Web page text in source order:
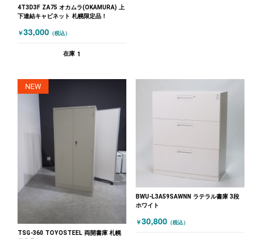
4T3D3F ZA75 オカムラ(OKAMURA) 上
下連結キャビネット 札幌限定品！
￥33,000 （税込）
在庫 1
NEW
TSG-360 TOYOSTEEL 両開書庫 札幌
BWU-L3A59SAWNN ラテラル書庫 3段
ホワイト
￥30,800 （税込）